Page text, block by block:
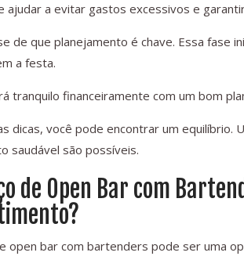
ajudar a evitar gastos excessivos e
de que planejamento é chave. Essa fase
a festa.
tranquilo financeiramente com um bom
dicas, você pode encontrar um equilíbrio.
saudável são possíveis.
de Open Bar com
open bar com bartenders pode ser uma